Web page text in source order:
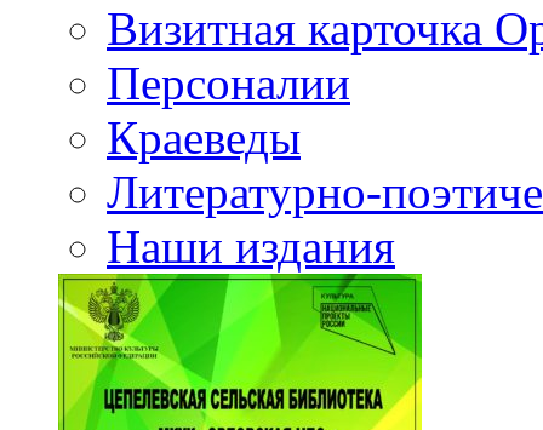
Визитная карточка
Персоналии
Краеведы
Литературно-
Наши издания